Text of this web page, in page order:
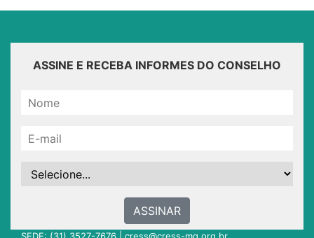
ASSINE E RECEBA INFORMES DO CONSELHO
ASSINAR